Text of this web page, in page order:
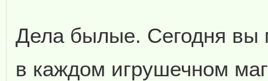
Дела былые. Сегодня вы
в каждом игрушечном